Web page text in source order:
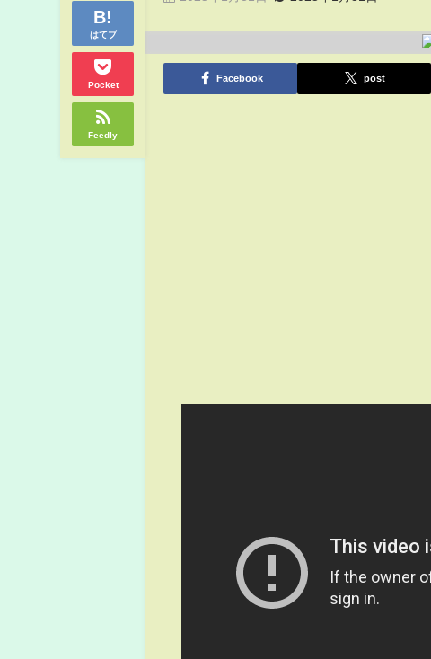
はてブ
Pocket
Feedly
Facebook post